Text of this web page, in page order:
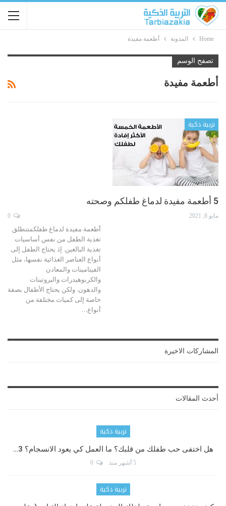
Home المدونة أطعمة مفيدة
تصفح الوسم
أطعمة مفيدة
تربية ذكية
5 أطعمة مفيدة لدماغ طفلكم وصحته
مايو 8, 2021
أطعمة مفيدة لدماغ طفلكمتنطلق
تغذية الطفل من نفس أساسيات
تغذية البالغين. إذ يحتاج الطفل إلى
أنواع العناصر الغذائية نفسها، مثل
الفيتامينات والمعادن
والكربوهيدرات والبروتينات
والدهون. ولكن يحتاج الأطفال بصفة
خاصة إلى كميات مختلفة من
أنواع…
المشاركات الاخيرة
أحدث المقالات
تربية ذكية
هل اختفى حب طفلك من قلبك؟ ما العمل كي يعود الانسجام؟ 3…
5 أشهر منذ 0
تربية ذكية